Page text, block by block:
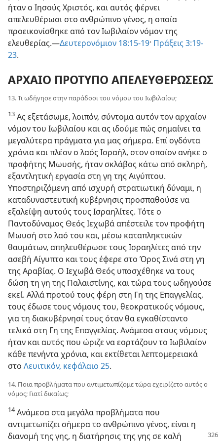
ήταν ο Ιησούς Χριστός, και αυτός φέρνει
απελευθέρωσι στο ανθρώπινο γένος, η οποία
προεικονίσθηκε από τον Ιωβιλαίον νόμον της
ελευθερίας.—Δευτερονόμιον 18:15-19· Πράξεις 3:19-
23.
ΑΡΧΑΙΟ ΠΡΟΤΥΠΟ ΑΠΕΛΕΥΘΕΡΩΣΕΩΣ
13. Τι ωδήγησε στην παράδοσι του νόμου του Ιωβιλαίου;
13 Ας εξετάσωμε, λοιπόν, σύντομα αυτόν τον αρχαίον
νόμον του Ιωβιλαίου και ας ιδούμε πώς σημαίνει τα
μεγαλύτερα πράγματα για μας σήμερα. Επί ογδόντα
χρόνια και πλέον ο λαός Ισραήλ, στον οποίον ανήκε ο
προφήτης Μωυσής, ήταν σκλάβος κάτω από σκληρή,
εξαντλητική εργασία στη γη της Αιγύπτου.
Υποστηριζόμενη από ισχυρή στρατιωτική δύναμι, η
καταδυναστευτική κυβέρνησις προσπαθούσε να
εξαλείψη αυτούς τους Ισραηλίτες. Τότε ο
Παντοδύναμος Θεός Ιεχωβά απέστειλε τον προφήτη
Μωυσή στο λαό του και, μέσω καταπληκτικών
θαυμάτων, απηλευθέρωσε τους Ισραηλίτες από την
ασεβή Αίγυπτο και τους έφερε στο Όρος Σινά στη γη
της Αραβίας. Ο Ιεχωβά Θεός υποσχέθηκε να τους
δώση τη γη της Παλαιστίνης, και τώρα τους ωδηγούσε
εκεί. Αλλά προτού τους φέρη στη Γη της Επαγγελίας,
τους έδωσε τους νόμους του, θεοκρατικούς νόμους,
για τη διακυβέρνησί τους όταν θα εγκαθίσταντο
τελικά στη Γη της Επαγγελίας. Ανάμεσα στους νόμους
ήταν και αυτός που ώριζε να εορτάζουν το Ιωβιλαίον
κάθε πενήντα χρόνια, και εκτίθεται λεπτομερειακά
στο Λευιτικόν, κεφάλαιο 25.
14. Ποια προβλήματα που αντιμετωπίζομε τώρα εχειρίζετο αυτός ο
νόμος; Γιατί δικαίως;
14Ανάμεσα στα μεγάλα προβλήματα που
αντιμετωπίζει σήμερα το ανθρώπινο γένος, είναι η
διανομή της γης, η διατήρησις της γης σε καλή